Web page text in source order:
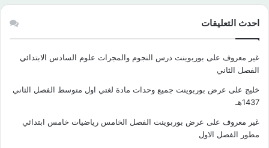
احدث التعليقات
غير معروف على بوربوينت درس النجوم والمجرات علوم السادس الابتدائي
الفصل الثاني
خليج على عرض بوربوينت جميع وحدات مادة لغتي اول متوسط الفصل الثاني
1437هـ
غير معروف على عرض بوربوينت الفصل الخامس رياضيات خامس ابتدائي
مطور الفصل الاول